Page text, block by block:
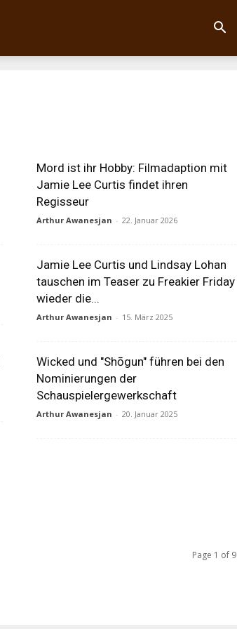
Mord ist ihr Hobby: Filmadaption mit
Jamie Lee Curtis findet ihren
Regisseur
Arthur Awanesjan - 22. Januar 2026
Jamie Lee Curtis und Lindsay Lohan
tauschen im Teaser zu Freakier Friday
wieder die...
Arthur Awanesjan - 15. März 2025
Wicked und "Shōgun" führen bei den
Nominierungen der
Schauspielergewerkschaft
Arthur Awanesjan - 20. Januar 2025
Page 1 of 9